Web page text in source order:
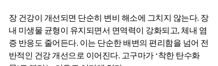
장 건강이 개선되면 단순히 변비 해소에 그치지 않는다. 장
내 미생물 균형이 유지되면서 면역력이 강화되고, 체내 염
증 반응도 줄어든다. 이는 단순한 배변의 편리함을 넘어 전
반적인 건강 개선으로 이어진다. 고구마가 ‘착한 탄수화